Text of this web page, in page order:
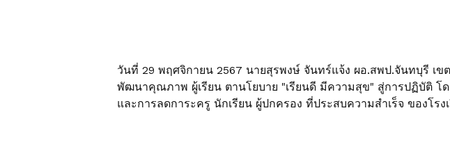
วันที่ 29 พฤศจิกายน 2567 นายสุรพงษ์ จันทร์แจ้ง ผอ.สพป.จันทบุรี เ
พัฒนาคุณภาพ ผู้เรียน ตานโยบาย "เรียนดี มีความสุข" สู่การปฏิบัติ โ
และการลดการะครู นักเรียน ผู้ปกครอง ที่ประสบความสำเร็จ ของโร